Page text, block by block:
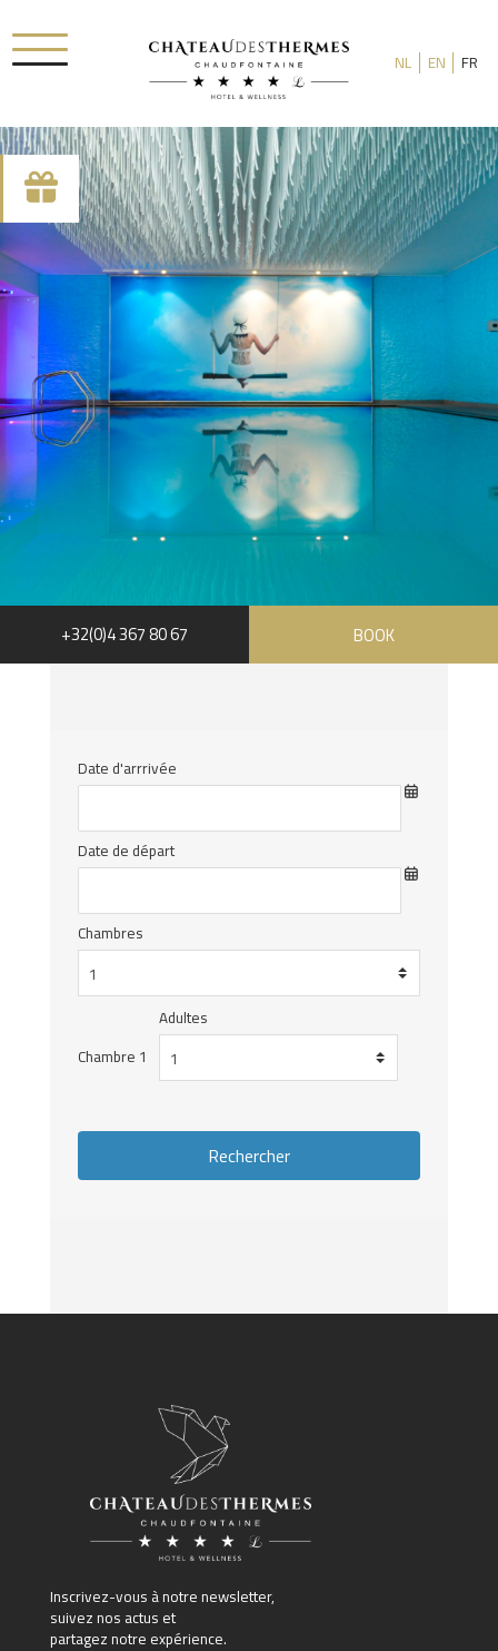
RUE HAUSTER 9, B-4050 CHAUDFONTAINE
+32(0)4 367 80 67
INFO[AT]CHATEAUDESTHERMES.BE
DÉCOUVREZ NOS PROMOTIONS
NL EN FR
+32(0)4 367 80 67 BOOK
Date d'arrrivée
Date de départ
Chambres
Chambre 1
Adultes
Inscrivez-vous à notre newsletter,
suivez nos actus et
partagez notre expérience.